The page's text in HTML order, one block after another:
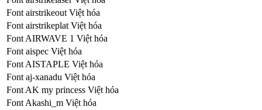
Font airstrikeout Việt hóa
Font airstrikeplat Việt hóa
Font AIRWAVE 1 Việt hóa
Font aispec Việt hóa
Font AISTAPLE Việt hóa
Font aj-xanadu Việt hóa
Font AK my princess Việt hóa
Font Akashi_m Việt hóa